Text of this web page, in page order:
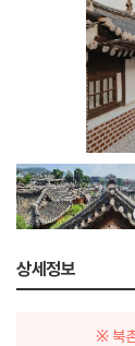
상세정보
※ 북